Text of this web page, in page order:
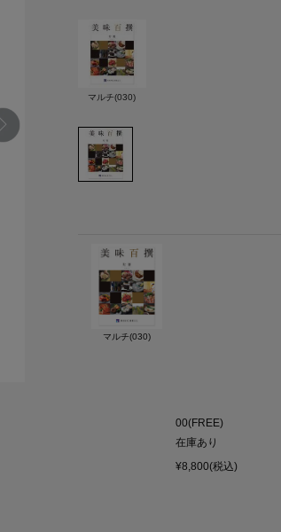
マルチ(030)
マルチ(030)
00(FREE)
在庫あり
¥8,800(税込)